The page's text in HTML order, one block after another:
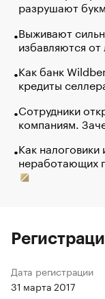
разрушают
Выживают
избавляются
Как банк
кредиты
Сотрудники
компаниям.
Как
неработающих
Дата регистрации
31 марта 2017